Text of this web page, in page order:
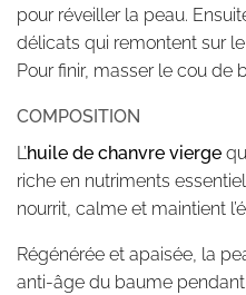
pour réveiller la peau.
délicats qui remontent sur
Pour finir, masser le cou de
COMPOSITION
L’huile de chanvre vierge
riche en nutriments
nourrit, calme et maintient
Régénérée et apaisée, la
anti-âge du baume